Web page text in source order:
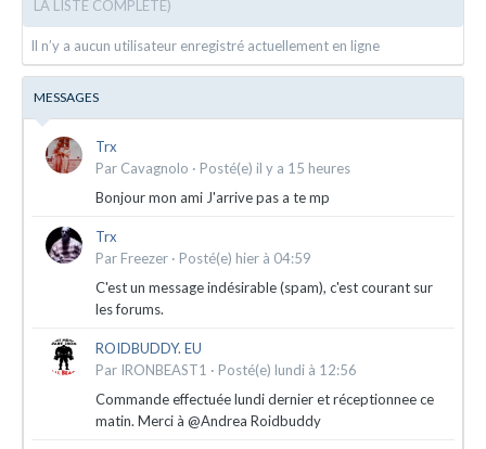
LA LISTE COMPLÈTE)
Il n’y a aucun utilisateur enregistré actuellement en ligne
MESSAGES
Trx
Par Cavagnolo · Posté(e) il y a 15 heures
Bonjour mon ami J'arrive pas a te mp
Trx
Par Freezer · Posté(e) hier à 04:59
C'est un message indésirable (spam), c'est courant sur
les forums.
ROIDBUDDY. EU
Par IRONBEAST1 · Posté(e) lundi à 12:56
Commande effectuée lundi dernier et réceptionnee ce
matin. Merci à @Andrea Roidbuddy